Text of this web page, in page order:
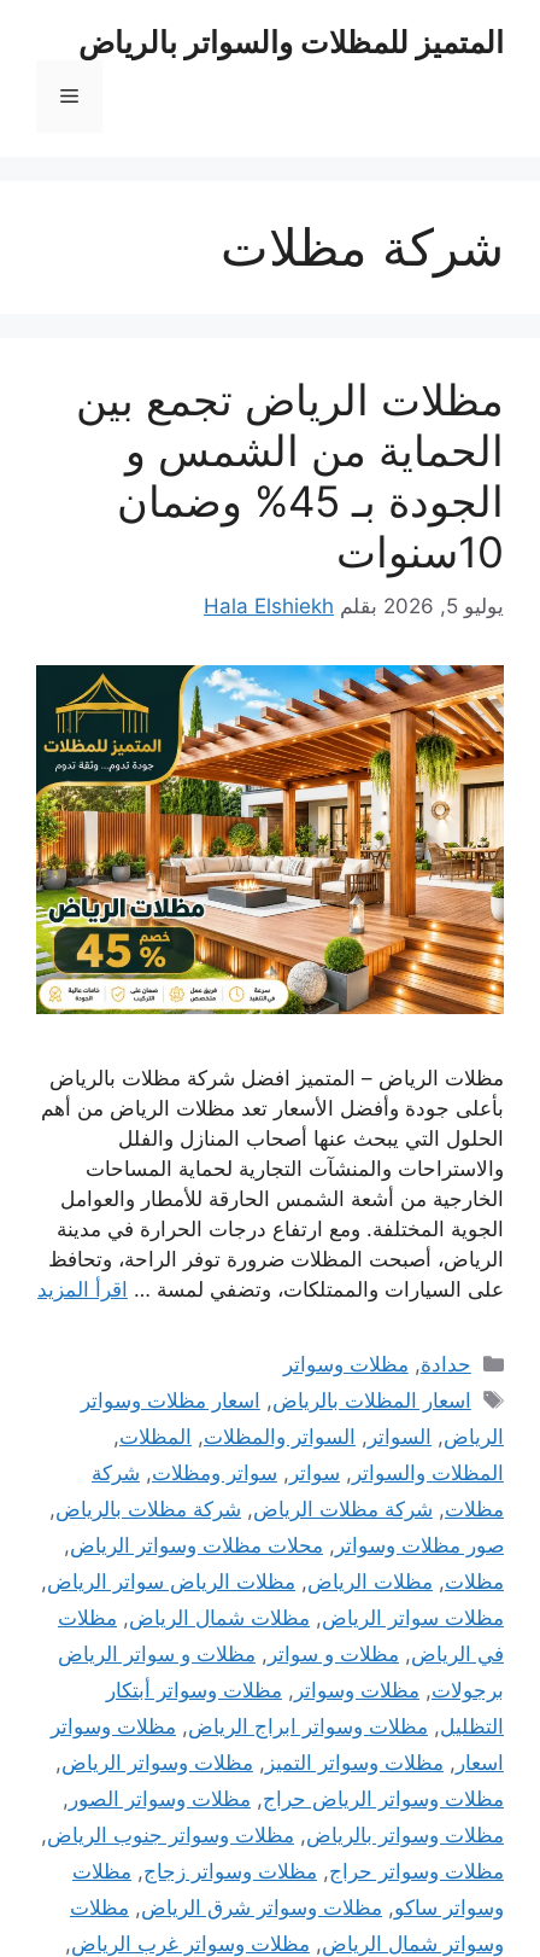
المتميز للمظلات والسواتر بالرياض
القائمة
شركة مظلات
مظلات الرياض تجمع بين
الحماية من الشمس و
الجودة بـ 45% وضمان
10سنوات
يوليو 5, 2026 بقلم Hala Elshiekh
مظلات الرياض – المتميز افضل شركة مظلات بالرياض
بأعلى جودة وأفضل الأسعار تعد مظلات الرياض من أهم
الحلول التي يبحث عنها أصحاب المنازل والفلل
والاستراحات والمنشآت التجارية لحماية المساحات
الخارجية من أشعة الشمس الحارقة للأمطار والعوامل
الجوية المختلفة. ومع ارتفاع درجات الحرارة في مدينة
الرياض، أصبحت المظلات ضرورة توفر الراحة، وتحافظ
على السيارات والممتلكات، وتضفي لمسة … اقرأ المزيد
التصنيفات
حدادة, مظلات وسواتر
الوسوم
اسعار المظلات بالرياض, اسعار مظلات وسواتر
الرياض, السواتر , السواتر والمظلات, المظلات,
المظلات والسواتر , سواتر , سواتر ومظلات, شركة
مظلات, شركة مظلات الرياض, شركة مظلات بالرياض,
صور مظلات وسواتر , محلات مظلات وسواتر الرياض,
مظلات, مظلات الرياض, مظلات الرياض سواتر الرياض,
مظلات سواتر الرياض, مظلات شمال الرياض, مظلات
في الرياض, مظلات و سواتر , مظلات و سواتر الرياض
برجولات, مظلات وسواتر , مظلات وسواتر أبتكار
التظليل, مظلات وسواتر ابراج الرياض, مظلات وسواتر
اسعار , مظلات وسواتر التميز , مظلات وسواتر الرياض,
مظلات وسواتر الرياض حراج, مظلات وسواتر الصور ,
مظلات وسواتر بالرياض, مظلات وسواتر جنوب الرياض,
مظلات وسواتر حراج, مظلات وسواتر زجاج, مظلات
وسواتر ساكو, مظلات وسواتر شرق الرياض, مظلات
وسواتر شمال الرياض, مظلات وسواتر غرب الرياض,